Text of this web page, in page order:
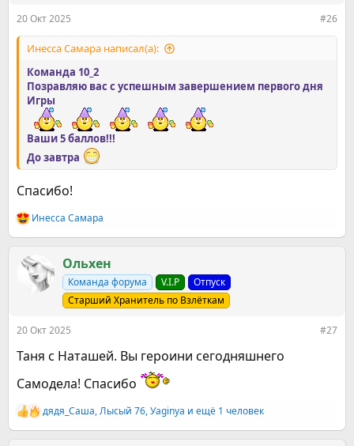
20 Окт 2025 #26
Инесса Самара написал(а):
Команда 10_2
Позравляю вас с успешным завершением первого дня
Игры
Ваши 5 баллов!!!
До завтра
Спасибо!
Р
е
Инесса Самара
Ольхен
Команда форума V.I.P
Отпуск
Старший Хранитель по Взлёткам
20 Окт 2025 #27
Таня с Наташей. Вы героини сегодняшнего
Самодела! Спасибо
Р
е
дядя_Саша,Лысый 76,Уaginya и ещё 1 человек